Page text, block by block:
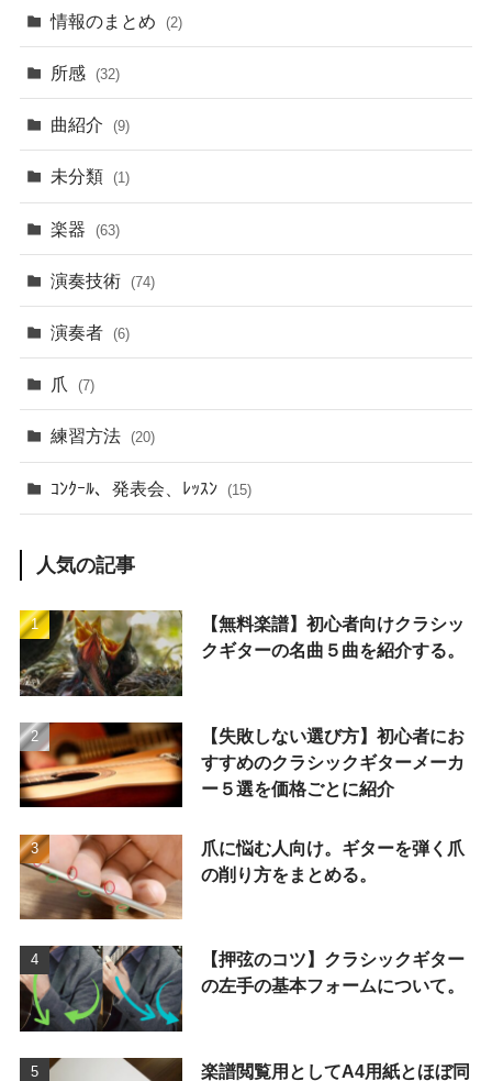
情報のまとめ (2)
所感 (32)
曲紹介 (9)
未分類 (1)
楽器 (63)
演奏技術 (74)
演奏者 (6)
爪 (7)
練習方法 (20)
ｺﾝｸｰﾙ、発表会、ﾚｯｽﾝ (15)
人気の記事
【無料楽譜】初心者向けクラシッ
クギターの名曲５曲を紹介する。
【失敗しない選び方】初心者にお
すすめのクラシックギターメーカ
ー５選を価格ごとに紹介
爪に悩む人向け。ギターを弾く爪
の削り方をまとめる。
【押弦のコツ】クラシックギター
の左手の基本フォームについて。
楽譜閲覧用としてA4用紙とほぼ同